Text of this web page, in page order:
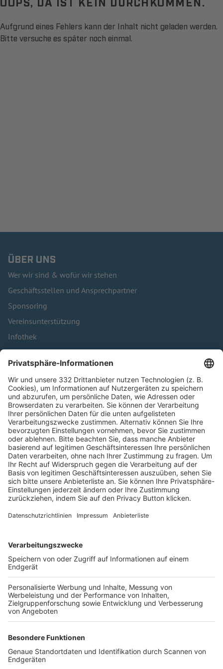
Aufgrund eines Fehlers kann der Inhalt nicht geladen werden.
Bitte versuche es später noch einmal.
ÜBER UNS
Wer wir sind & wofür wir stehen
Geschäftsstellen und Ansprechpartner
Sponsoring
Vereinsunterstützung
Infothek
Kontakt
HÄUFIG BESUCHTE SEITEN
Pässe und Vereinswechsel
Trainerausbildung
Schulungsangebot Vereinsmitarbeiter
BFV-Geschäftsstellen
Trainerbörse
Login SpielPlus
FOLGE DEM BFV
TOP-VEREINE
TOP-PARTNER